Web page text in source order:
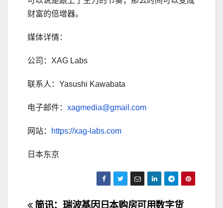
财富的倍增器。
媒体详情：
公司：XAG Labs
联系人：Yasushi Kawabata
电子邮件： xagmedia@gmail.com
网站： https://xag-labs.com
日本东京
日本购房可用数字货
简讯：瑞波基因